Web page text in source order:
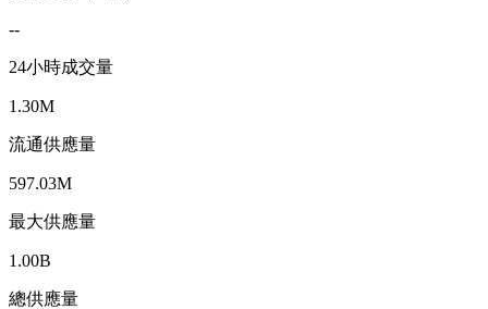
--
24小時成交量
1.30M
流通供應量
597.03M
最大供應量
1.00B
總供應量